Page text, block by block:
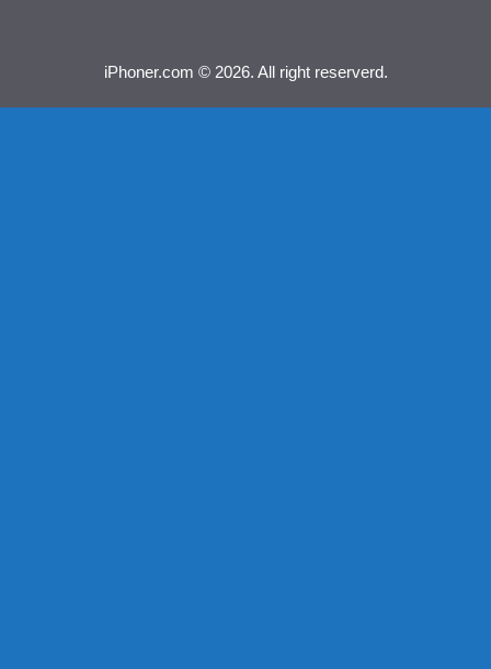
iPhoner.com © 2026. All right reserverd.